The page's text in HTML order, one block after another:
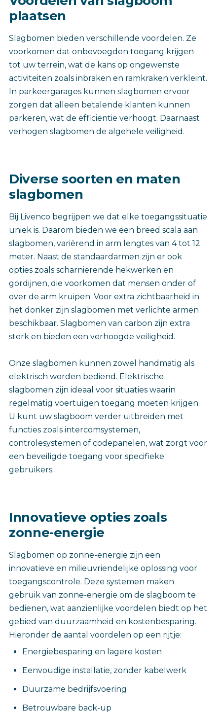
plaatsen
Slagbomen bieden verschillende voordelen. Ze
voorkomen dat onbevoegden toegang krijgen
tot uw terrein, wat de kans op ongewenste
activiteiten zoals inbraken en ramkraken verkleint.
In parkeergarages kunnen slagbomen ervoor
zorgen dat alleen betalende klanten kunnen
parkeren, wat de efficiëntie verhoogt. Daarnaast
verhogen slagbomen de algehele veiligheid.
Diverse soorten en maten
slagbomen
Bij Livenco begrijpen we dat elke toegangssituatie
uniek is. Daarom bieden we een breed scala aan
slagbomen, variërend in arm lengtes van 4 tot 12
meter. Naast de standaardarmen zijn er ook
opties zoals scharnierende hekwerken en
gordijnen, die voorkomen dat mensen onder of
over de arm kruipen. Voor extra zichtbaarheid in
het donker zijn slagbomen met verlichte armen
beschikbaar. Slagbomen van carbon zijn extra
sterk en bieden een verhoogde veiligheid.
Onze slagbomen kunnen zowel handmatig als
elektrisch worden bediend. Elektrische
slagbomen zijn ideaal voor situaties waarin
regelmatig voertuigen toegang moeten krijgen.
U kunt uw slagboom verder uitbreiden met
functies zoals intercomsystemen,
controlesystemen of codepanelen, wat zorgt voor
een beveiligde toegang voor specifieke
gebruikers.
Innovatieve opties zoals
zonne-energie
Slagbomen op zonne-energie zijn een
innovatieve en milieuvriendelijke oplossing voor
toegangscontrole. Deze systemen maken
gebruik van zonne-energie om de slagboom te
bedienen, wat aanzienlijke voordelen biedt op het
gebied van duurzaamheid en kostenbesparing.
Hieronder de aantal voordelen op een rijtje:
Energiebesparing en lagere kosten
Eenvoudige installatie, zonder kabelwerk
Duurzame bedrijfsvoering
Betrouwbare back-up